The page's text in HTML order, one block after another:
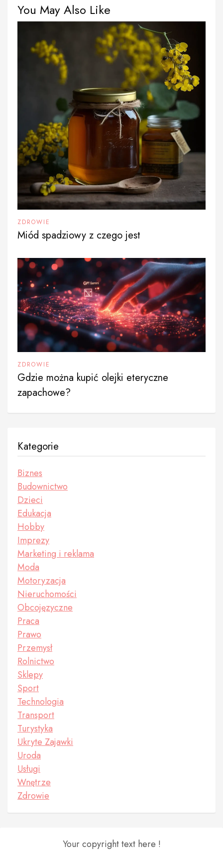
You May Also Like
ZDROWIE
Miód spadziowy z czego jest
ZDROWIE
Gdzie można kupić olejki eteryczne
zapachowe?
Kategorie
Biznes
Budownictwo
Dzieci
Edukacja
Hobby
Imprezy
Marketing i reklama
Moda
Motoryzacja
Nieruchomości
Obcojęzyczne
Praca
Prawo
Przemysł
Rolnictwo
Sklepy
Sport
Technologia
Transport
Turystyka
Ukryte Zajawki
Uroda
Usługi
Wnętrze
Zdrowie
Your copyright text here !